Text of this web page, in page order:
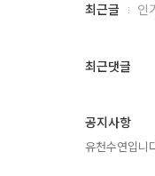
최
과
글
최근글 인
최근댓글
공지사항
유천수연입